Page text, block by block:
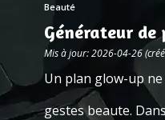
Beauté
Générateur
Mis à jour: 2026-04-26
Un plan glow-up
gestes beaute.